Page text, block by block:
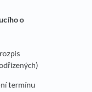
o
termínu